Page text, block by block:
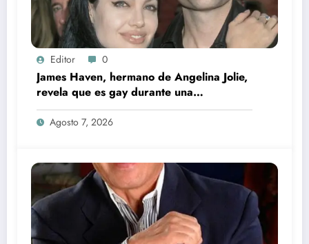
Editor 0
James Haven, hermano de Angelina Jolie,
revela que es gay durante una
transmisión en vivo junto a su exesposa
Agosto 7, 2026